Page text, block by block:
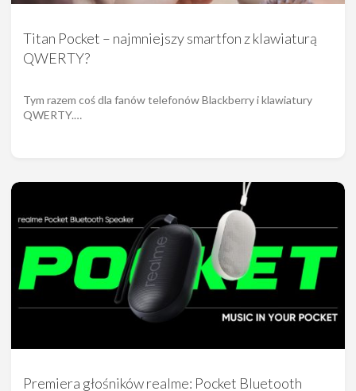
Titan Pocket – najmniejszy smartfon z klawiaturą
QWERTY?
Tym razem coś dla fanów telefonów Blackberry i klawiatury
QWERTY.…
Premiera głośników realme: Pocket Bluetooth